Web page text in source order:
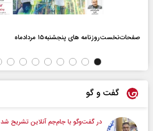
صفحات‌نخست‌روزنامه ها‌ی پنجشنبه‌۱۵ مردادماه
گفت و گو
در گفت‌و‌گو با جام‌جم آنلاین تشریح شد